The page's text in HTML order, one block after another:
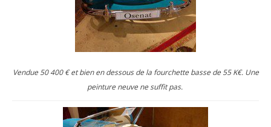
Vendue 50 400 € et bien en dessous de la fourchette basse de 55 K€. Une
peinture neuve ne suffit pas.